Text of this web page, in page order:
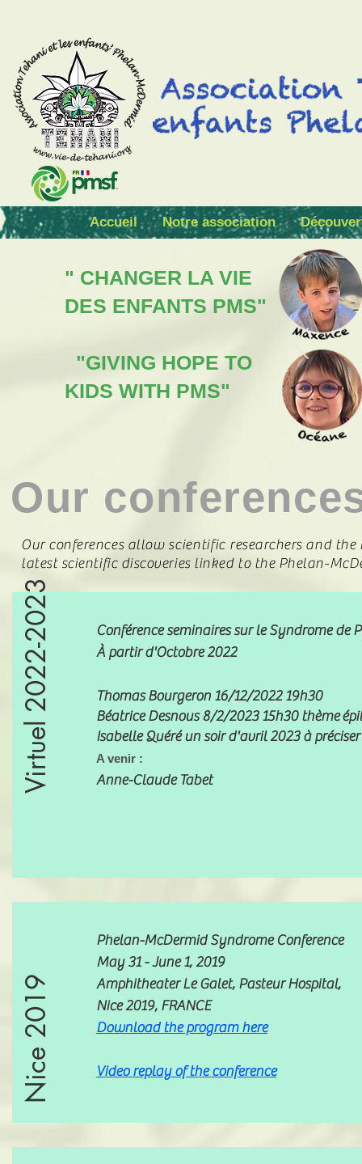
Accueil Notre association
" CHANGER LA VIE
DES ENFANTS PMS"
"GIVING HOPE TO
KIDS WITH PMS"
Our
Our conferences allow scientific researchers and
latest scientific discoveries linked to the Phelan-
Virtuel 2022-2023
Conférence seminaires sur le Syndrome de
À partir d'Octobre 2022
Thomas Bourgeron 16/12/2022 19h30
Béatrice Desnous 8/2/2023 15h30 thème
Isabelle Quéré un soir d'avril 2023 à
A venir :
Anne-Claude Tabet
Nice 2019
Phelan-McDermid Syndrome Conference
May 31 - June 1, 2019
Amphitheater Le Galet, Pasteur Hospital,
Nice 2019, FRANCE
Download the program here
Video replay of the conference